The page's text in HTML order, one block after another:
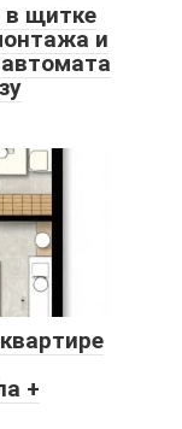
в щитке
и
+